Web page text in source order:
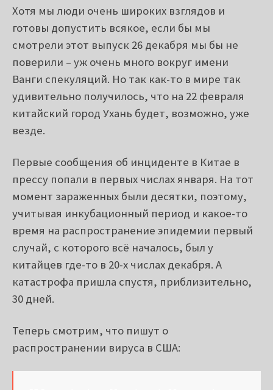
Хотя мы люди очень широких взглядов и
готовы допустить всякое, если бы мы
смотрели этот выпуск 26 декабря мы бы не
поверили – уж очень много вокруг имени
Ванги спекуляций. Но так как-то в мире так
удивительно получилось, что на 22 февраля
китайский город Ухань будет, возможно, уже
везде.
Первые сообщения об инциденте в Китае в
прессу попали в первых числах января. На тот
момент зараженных были десятки, поэтому,
учитывая инкубационный период и какое-то
время на распространение эпидемии первый
случай, с которого всё началось, был у
китайцев где-то в 20-х числах декабря. А
катастрофа пришла спустя, приблизительно,
30 дней.
Теперь смотрим, что пишут о
распространении вируса в США: